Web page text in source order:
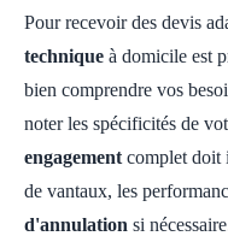
Pour recevoir des devis
technique à domicile est
bien comprendre vos
noter les spécificités de
engagement complet doit
de vantaux, les
d'annulation si